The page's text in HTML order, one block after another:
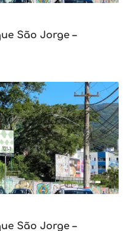
São Jorge –
São Jorge –